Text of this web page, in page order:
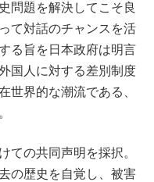
問題を解決してこそ良
て対話のチャンスを活
る旨を日本政府は明言
国人に対する差別制度
世界的な潮流である、
ての共同声明を採択。
の歴史を自覚し、被害